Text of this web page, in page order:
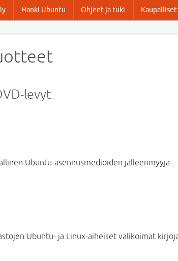
Hanki Ubuntu Ohjeet ja tuki
levyt
Ubuntu-asennusmedioiden jälleenmyyjä.
Ubuntu- ja Linux-aiheiset valikoimat